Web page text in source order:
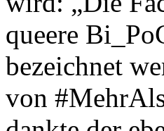
queere
bezeichnet
von